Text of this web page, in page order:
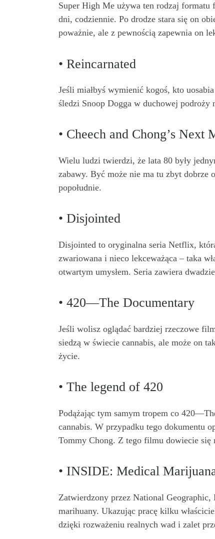
Super High Me używa ten rodzaj formatu
dni, codziennie. Po drodze stara się on
poważnie, ale z pewnością zapewnia on
• Reincarnated
Jeśli miałbyś wymienić kogoś, kto
śledzi Snoop Dogga w duchowej podroży
• Cheech and Chong’s Next
Wielu ludzi twierdzi, że lata 80 były
zabawy. Być może nie ma tu zbyt dobrze
popołudnie.
• Disjointed
Disjointed to oryginalna seria Netflix,
zwariowana i nieco lekceważąca – taka
otwartym umysłem. Seria zawiera
• 420—The Documentary
Jeśli wolisz oglądać bardziej rzeczowe
siedzą w świecie cannabis, ale może on
życie.
• The legend of 420
Podążając tym samym tropem co
cannabis. W przypadku tego dokumentu
Tommy Chong. Z tego filmu dowiecie się
• INSIDE: Medical
Zatwierdzony przez National
marihuany. Ukazując pracę kilku
dzięki rozważeniu realnych wad i zalet